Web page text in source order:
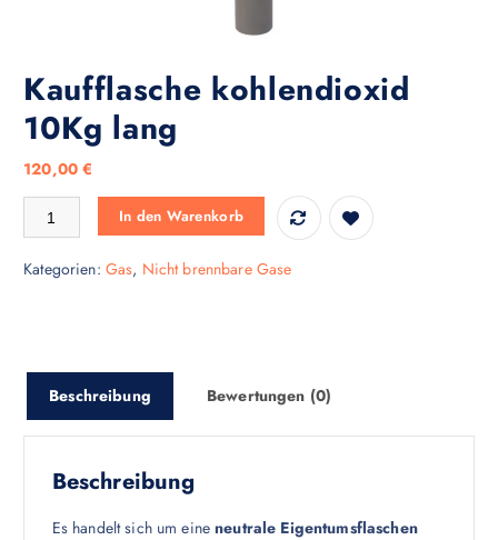
Kaufflasche kohlendioxid
10Kg lang
120,00€
Kaufflasche kohlendioxid 10Kg lang Menge
In den Warenkorb
Kategorien: Gas, Nicht brennbare Gase
Beschreibung Bewertungen (0)
Beschreibung
Es handelt sich um eineneutrale Eigentumsflaschen